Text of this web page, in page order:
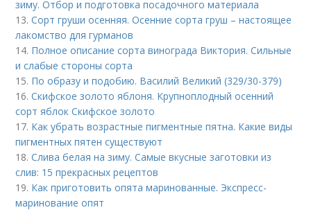
зиму. Отбор и подготовка посадочного материала
13.Сорт груши осенняя. Осенние сорта груш – настоящее
лакомство для гурманов
14. Полное описание сорта винограда Виктория. Сильные
и слабые стороны сорта
15. По образу и подобию. Василий Великий (329/30-379)
16.Скифское золото яблоня. Крупноплодный осенний
сорт яблок Скифское золото
17. Как убрать возрастные пигментные пятна. Какие виды
пигментных пятен существуют
18.Слива белая на зиму. Самые вкусные заготовки из
слив: 15 прекрасных рецептов
19. Как приготовить опята маринованные. Экспресс-
маринование опят